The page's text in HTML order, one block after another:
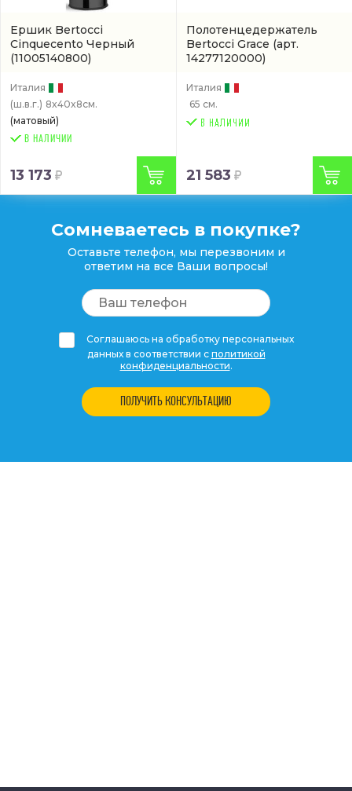
Ершик Bertocci
Cinquecento Черный
(11005140800)
Италия
(ш.в.г.) 8x40x8см.
(матовый)
В НАЛИЧИИ
13 173
Полотенцедержатель
Bertocci Grace (арт.
14277120000)
Италия
65 см.
21 583
Сомневаетесь в покупке?
Оставьте телефон, мы перезвоним и
ответим на все Ваши вопросы!
Соглашаюсь на обработку персональных
данных в соответствии с политикой
конфиденциальности.
ПОЛУЧИТЬ КОНСУЛЬТАЦИЮ